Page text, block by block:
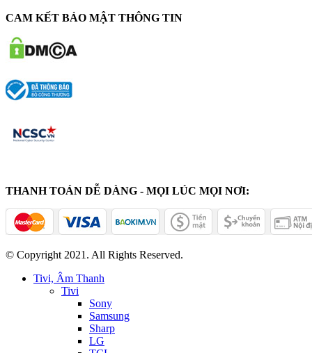
CAM KẾT BẢO MẬT THÔNG TIN
THANH TOÁN DỄ DÀNG - MỌI LÚC MỌI NƠI:
© Copyright 2021. All Rights Reserved.
Tivi, Âm Thanh
Tivi
Sony
Samsung
Sharp
LG